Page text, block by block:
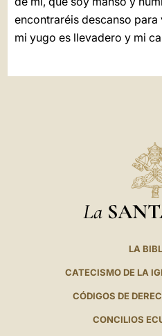
encontraréis descanso para
mi yugo es llevadero y mi
La
LA
CATECISMO DE LA
CÓDIGOS DE
CONCILIOS